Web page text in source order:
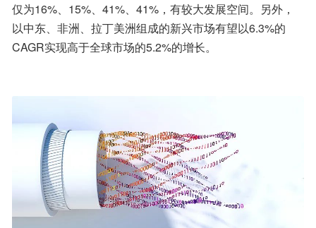
仅为16%、15%、41%、41%，有较大发展空间。另外，
以中东、非洲、拉丁美洲组成的新兴市场有望以6.3%的
CAGR实现高于全球市场的5.2%的增长。